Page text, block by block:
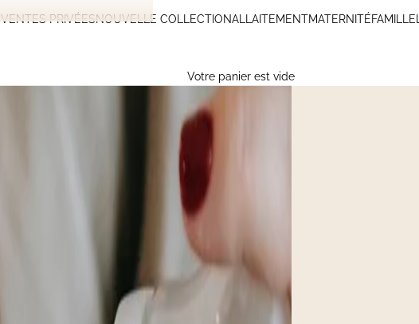
VENTES PRIVÉESNOUVELLE COLLECTIONALLAITEMENTMATERNITÉFAMILLE
Votre panier est vide